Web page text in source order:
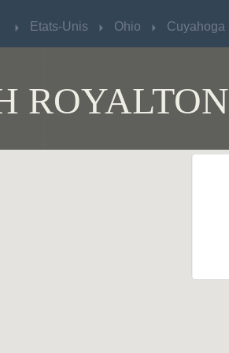
Etats-Unis Ohio Cuyahoga
ROYALTON
Etats-Unis Ohio Cuyahoga